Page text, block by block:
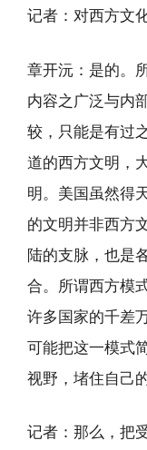
记者：对西方文
章开沅：是的。
内容之广泛与内
较，只能是有过
道的西方文明，
明。美国虽然得
的文明并非西方
陆的支脉，也是
合。所谓西方模
许多国家的千差
可能把这一模式
视野，堵住自己
记者：那么，把